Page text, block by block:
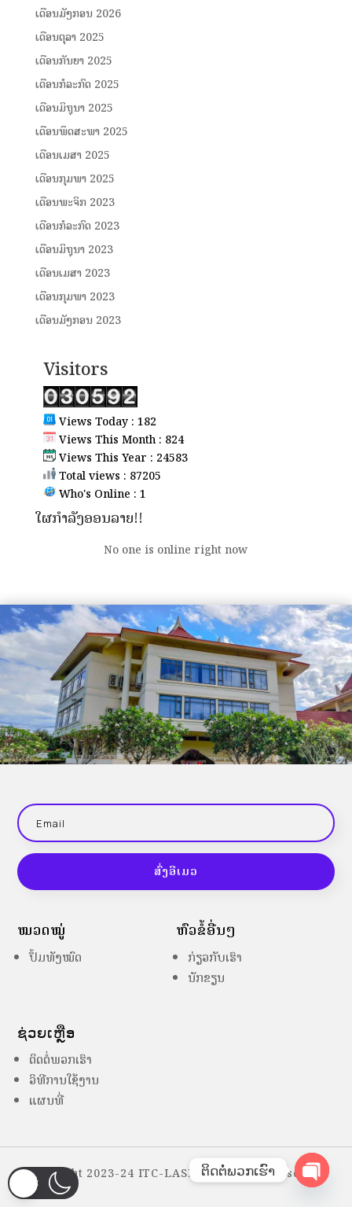
ເດືອນມັງກອນ 2026
ເດືອນຕຸລາ 2025
ເດືອນກັນຍາ 2025
ເດືອນກໍລະກົດ 2025
ເດືອນມິຖຸນາ 2025
ເດືອນພຶດສະພາ 2025
ເດືອນເມສາ 2025
ເດືອນກຸມພາ 2025
ເດືອນພະຈິກ 2023
ເດືອນກໍລະກົດ 2023
ເດືອນມິຖຸນາ 2023
ເດືອນເມສາ 2023
ເດືອນກຸມພາ 2023
ເດືອນມັງກອນ 2023
Visitors
Views Today : 182
Views This Month : 824
Views This Year : 24583
Total views : 87205
Who's Online : 1
ໃຜກຳລັງອອນລາຍ!!
No one is online right now
ສົ່ງອີເມວ
ໝວດໝູ່
ປຶ້ມທັງໝົດ
ຫົວຂໍ້ອື່ນໆ
ກ່ຽວກັບເຮົາ
ນັກຂຽນ
ຊ່ວຍເຫຼືອ
ຕິດຕໍ່ພວກເຮົາ
ວິທີການໃຊ້ງານ
ແຜນທີ່
Copyright 2023-24 ITC-LASES – All Right Reserved
ຕິດຕໍ່ພວກເຮົາ